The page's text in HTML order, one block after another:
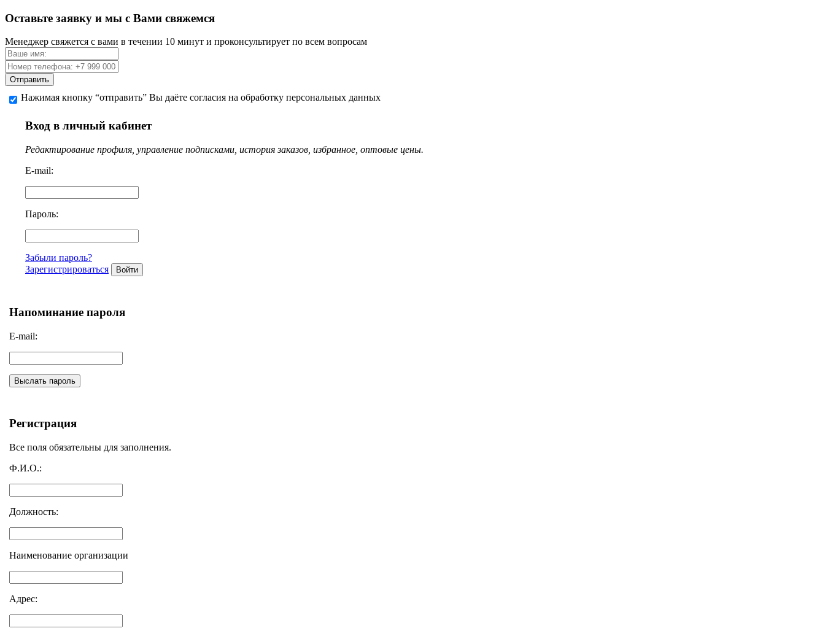
Оставьте заявку и мы с Вами свяжемся
Менеджер свяжется с вами в течении 10 минут и проконсультирует по всем вопросам
Отправить
Нажимая кнопку “отправить” Вы даёте согласия на обработку персональных данных
Вход в личный кабинет
Редактирование профиля, управление подписками, история заказов, избранное, оптовые цены.
E-mail:
Пароль:
Забыли пароль?
Зарегистрироваться
Войти
Напоминание пароля
E-mail:
Выслать пароль
Регистрация
Все поля обязательны для заполнения.
Ф.И.О.:
Должность:
Наименование организации
Адрес: